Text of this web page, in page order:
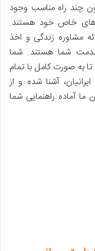
چند راه مناسب وجود
خاص خود هستند.
مشاوره زندگی و اخذ
شما هستند. شما
به صورت کامل با تمام
آشنا شده و از
آماده راهنمایی شما